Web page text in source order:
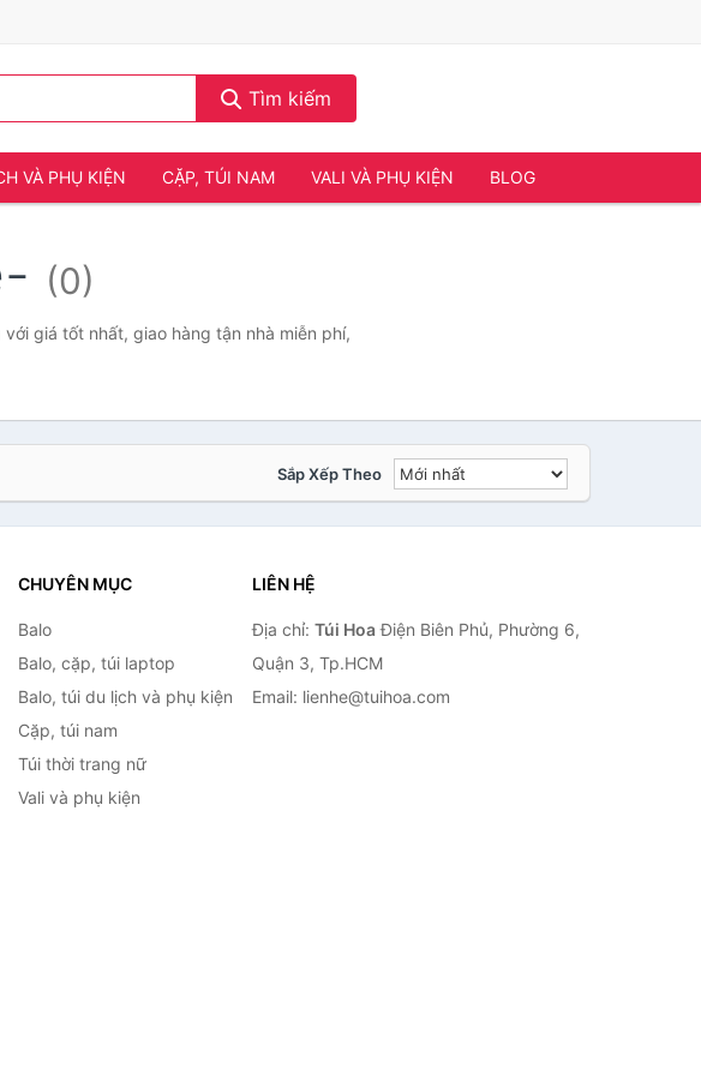
Tìm kiếm
VÀ PHỤ KIỆN CẶP, TÚI NAM VALI VÀ PHỤ KIỆN BLOG
(0)
giá tốt nhất, giao hàng tận nhà miễn phí,
Sắp Xếp Theo
CHUYÊN MỤC
Balo
Balo, cặp, túi laptop
Balo, túi du lịch và phụ kiện
Cặp, túi nam
Túi thời trang nữ
Vali và phụ kiện
LIÊN HỆ
Địa chỉ: Túi HoaĐiện Biên Phủ, Phường 6,
Quận 3, Tp.HCM
Email: lienhe@tuihoa.com